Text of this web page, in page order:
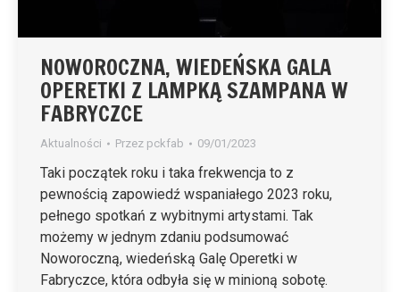
NOWOROCZNA, WIEDEŃSKA GALA
OPERETKI Z LAMPKĄ SZAMPANA W
FABRYCZCE
Aktualności Przez pckfab 09/01/2023
Taki początek roku i taka frekwencja to z
pewnością zapowiedź wspaniałego 2023 roku,
pełnego spotkań z wybitnymi artystami. Tak
możemy w jednym zdaniu podsumować
Noworoczną, wiedeńską Galę Operetki w
Fabryczce, która odbyła się w minioną sobotę.